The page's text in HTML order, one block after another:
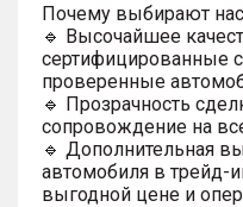
Почему выбирают
🔹 Высочайшее
сертифицированные
проверенные
🔹 Прозрачность
сопровождение на
🔹 Дополнительная
автомобиля в трейд-
выгодной цене и